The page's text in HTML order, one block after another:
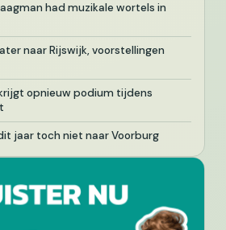
had muzikale wortels in
naar Rijswijk, voorstellingen
opnieuw podium tijdens
jaar toch niet naar Voorburg